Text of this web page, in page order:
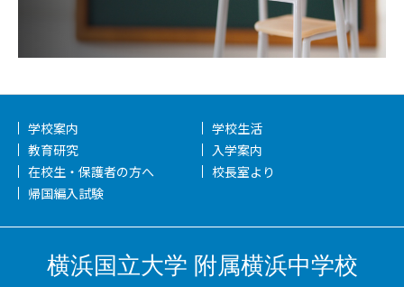
学校案内
学校生活
教育研究
入学案内
在校生・保護者の方へ
校長室より
帰国編入試験
横浜国立大学 附属横浜中学校